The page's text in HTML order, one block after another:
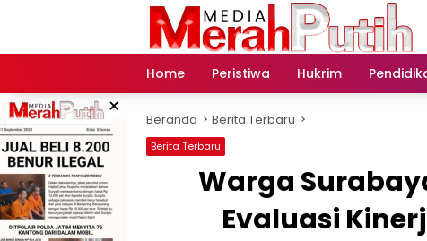
Home
Peristiwa Hukrim
× Beranda Berita Terbaru
Berita Terbaru
Warga
Evaluasi